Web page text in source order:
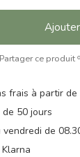
Partager ce produit
frais à partir
50 jours
de